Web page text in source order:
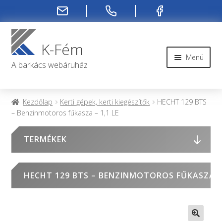
Ugrás
a
navigációhoz
Kilépés
a
tartalombaK-Fém
A barkács webáruház
Menü
Kapcsolat
Rendelés menete
Rólunk
Kezdőlap Kerti gépek, kerti kiegészítők
HECHT 129 BTS
– Benzinmotoros fűkasza – 1,1 LE
HECHT 129 BTS – BENZINMOTOROS FŰKASZA
TERMÉKEK